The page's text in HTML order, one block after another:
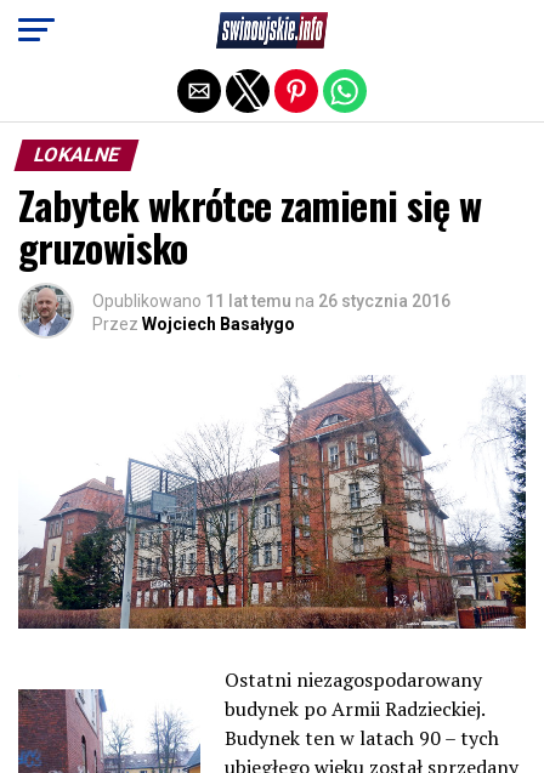
LOKALNE
Zabytek wkrótce zamieni się w
gruzowisko
Opublikowano 11 lat temu na 26 stycznia 2016
Przez Wojciech Basałygo
Ostatni niezagospodarowany
budynek po Armii Radzieckiej.
Budynek ten w latach 90 – tych
ubiegłego wieku został sprzedany
Exit mobile version